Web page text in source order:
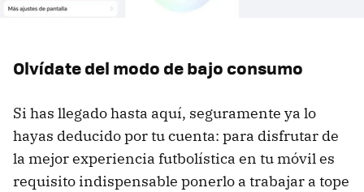
Olvídate del modo de bajo consumo
Si has llegado hasta aquí, seguramente ya lo
hayas deducido por tu cuenta: para disfrutar de
la mejor experiencia futbolística en tu móvil es
requisito indispensable ponerlo a trabajar a tope